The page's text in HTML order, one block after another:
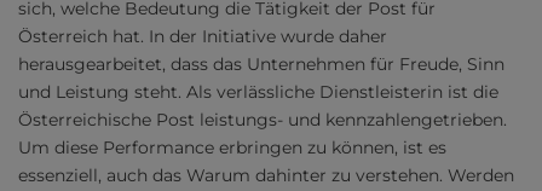
sich, welche Bedeutung die Tätigkeit der Post für
Österreich hat. In der Initiative wurde daher
herausgearbeitet, dass das Unternehmen für Freude, Sinn
und Leistung steht. Als verlässliche Dienstleisterin ist die
Österreichische Post leistungs- und kennzahlengetrieben.
Um diese Performance erbringen zu können, ist es
essenziell, auch das Warum dahinter zu verstehen. Werden